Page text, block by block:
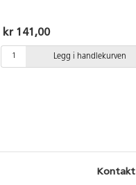
kr 141,00
Legg i handlekurven
Kontakt